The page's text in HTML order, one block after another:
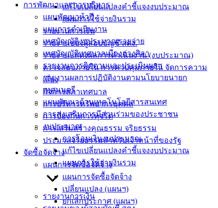
แก้ไขเปลี่ยนแปลงคำชี้แจงงบประมาณ
แผนการใช้จ่ายงินรวม
รายงานการเงิน
รายงานของผู้สอบบัญชี สตง.
รายงานแสดงผลการดำเนินงาน (งบประมาณ)
ตรวจสอบภายใน การควบคุมภายใน จัดการความ
เสี่ยง
กิจการสภาเทศบาล
การบริหารทรัพยากรบุคคล
การป้องกันการทุจริต
การเสริมสร้างคุณธรรม จริยธรรม
ประมวลจริยธรรมสำหรับเจ้าหน้าที่ของรัฐ
จัดซื้อจัดจ้าง
แผนการจัดซื้อจัดจ้าง
แผนการจัดซื้อจัดจ้าง
เปลี่ยนแปลง (แผนฯ)
ยกเลิกประกาศ (แผนฯ)
การพัฒนาและการบริหาร
แผนพัฒนาห้าปี
แผนการดำเนินงาน
เทศบัญญัติงบประมาณรายจ่าย
เทศบัญญัติเทศบาลเมืองอ่างศิลา
รายงานการติดตามและประเมินผลฯ
รายงานผลการปฏิบัติงานตามนโยบายนายก
เทศมนตรี
แผนพัฒนาด้านเทคโนโลยีสารสนเทศ
การส่งเสริมการมีส่วนร่วมของประชาชน
งบประมาณ
การโอนเงินงบประมาณ
แก้ไขเปลี่ยนแปลงคำชี้แจงงบประมาณ
แผนการใช้จ่ายงินรวม
รายงานการเงิน
20000
142-100-104
บริการ
ประชาชน
ดาวน์โหลด
แบบ
ฟอร์ม,
เอกสาร
คู่มือ
สำหรับ
ประชาชน/
ปฏิบัติ